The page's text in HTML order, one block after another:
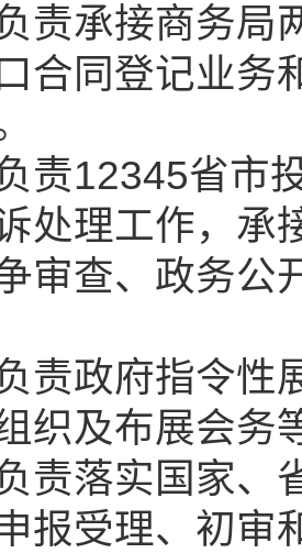
负责承接商务
合同登记业务
负责12345省市
处理工作，承
审查、政务公
负责政府指令
织及布展会务
负责落实国家
报受理、初审